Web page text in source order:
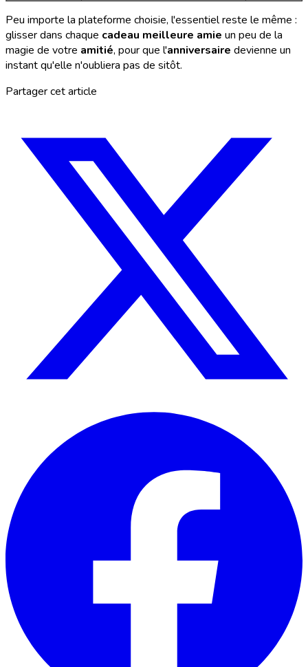
Peu importe la plateforme choisie, l'essentiel reste le même :
glisser dans chaque cadeau meilleure amie un peu de la
magie de votre amitié, pour que l'anniversaire devienne un
instant qu'elle n'oubliera pas de sitôt.
Partager cet article